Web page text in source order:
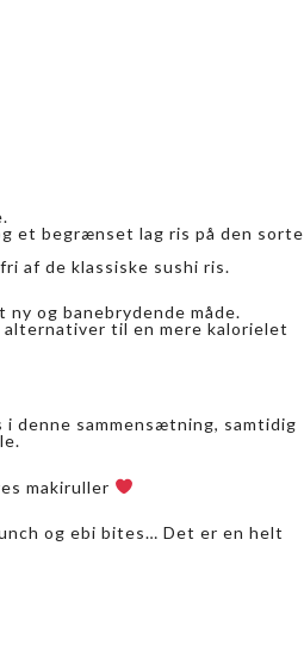
et begrænset lag ris på den sorte
af de klassiske sushi ris.
og banebrydende måde.
til en mere kalorielet
denne sammensætning, samtidig
makiruller
og ebi bites… Det er en helt